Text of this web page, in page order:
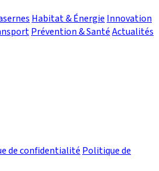
Habitat & Énergie Innovation
Prévention & SantéActualités
de confidentialité Politique de